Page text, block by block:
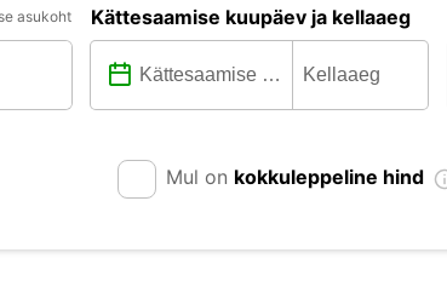
asukoht Kättesaamise kuupäev ja kellaaeg
Mul on kokkuleppeline hind